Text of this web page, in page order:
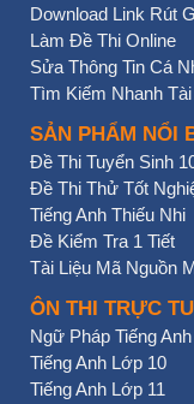
Download Link Rút
Làm Đề Thi Online
Sửa Thông Tin Cá
Tìm Kiếm Nhanh
SẢN PHẨM NỔI
Đề Thi Tuyển Sinh
Đề Thi Thử Tốt
Tiếng Anh Thiếu Nhi
Đề Kiểm Tra 1 Tiết
Tài Liệu Mã Nguồn
ÔN THI TRỰC
Ngữ Pháp Tiếng Anh
Tiếng Anh Lớp 10
Tiếng Anh Lớp 11